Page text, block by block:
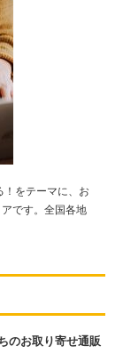
！をテーマに、お
です。全国各地
のお取り寄せ通販